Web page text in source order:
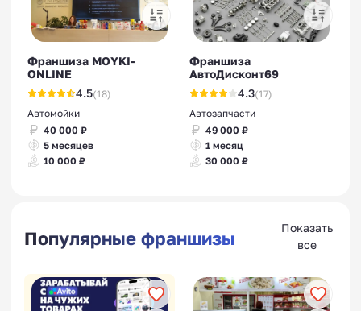
Франшиза MOYKI-
ONLINE
4.5(18)
Автомойки
40 000 ₽
5 месяцев
10 000 ₽
Франшиза
АвтоДисконт69
4.3(17)
Автозапчасти
49 000 ₽
1 месяц
30 000 ₽
Популярные франшизы
Показать
все